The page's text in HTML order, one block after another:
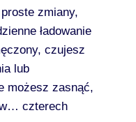
zmiany,
ładowanie
czujesz
lub
możesz zasnąć,
czterech